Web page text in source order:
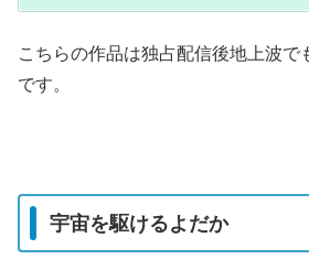
こちらの作品は独占配信後地上波で
です。
宇宙を駆けるよだか